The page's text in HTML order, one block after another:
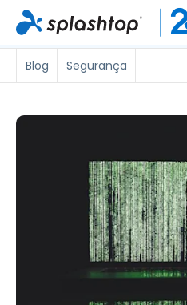
Blog Segurança